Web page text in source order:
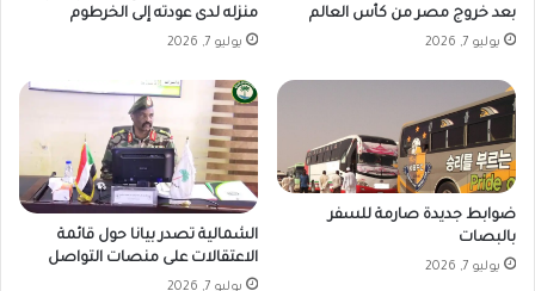
بعد خروج مصر من كأس العالم
يوليو 7, 2026
منزله لدى عودته إلى الخرطوم
يوليو 7, 2026
ضوابط جديدة صارمة للسفر
بالبصات
يوليو 7, 2026
الشمالية تصدر بيانا حول قائمة
الاعتقالات على منصات التواصل
يوليو 7, 2026